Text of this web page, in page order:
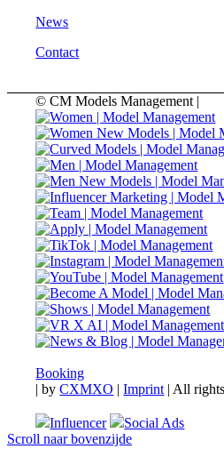
News
Contact
© CM Models Management |
Booking
|byCXMXO |Imprint | All
Influencer
Social Ads
Scroll naar bovenzijde